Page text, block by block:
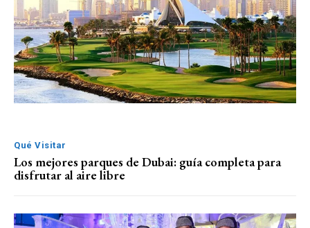
Qué Visitar
Los mejores parques de Dubai: guía completa para
disfrutar al aire libre